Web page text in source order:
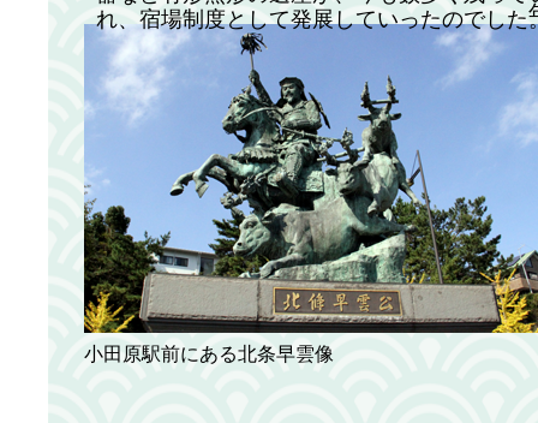
れ、宿場制度として発展していったのでした
小田原駅前にある北条早雲像